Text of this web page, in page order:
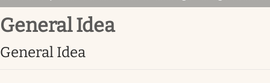
Mercados Online
General Idea
General Idea